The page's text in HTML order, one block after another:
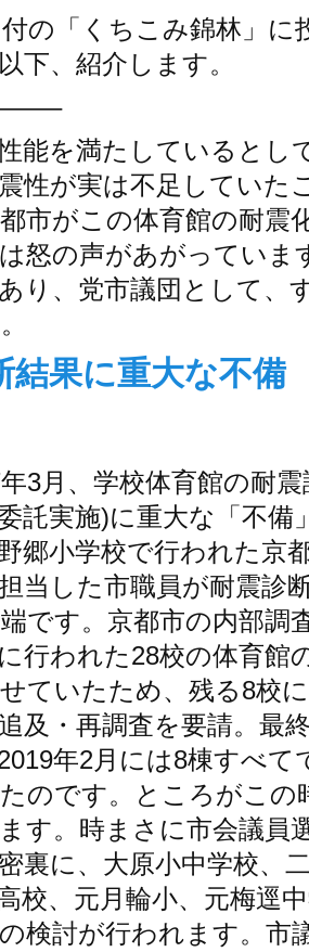
の「くちこみ錦林」に
下、紹介します。
能を満たしているとし
性が実は不足していた
市がこの体育館の耐震
怒の声があがっていま
り、党市議団として、
結果に重大な不
3月、学校体育館の耐
託実施)に重大な「不
郷小学校で行われた京
当した市職員が耐震診
です。京都市の内部調
行われた28校の体育館
ていたため、残る8校
及・再調査を要請。最
年2月には8棟すべ
のです。ところがこの
す。時まさに市会議員
裏に、大原小中学校、
校、元月輪小、元梅逕
検討が行われます。市